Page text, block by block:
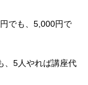
でも、5,000円で
、5人やれば講座代